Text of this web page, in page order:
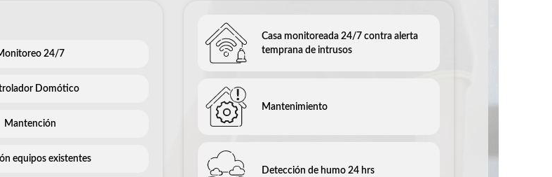
24/7
Domótico
Mantención
equipos existentes
Casa monitoreada 24/7 contra alerta
temprana de intrusos
Mantenimiento
Detección de humo 24 hrs